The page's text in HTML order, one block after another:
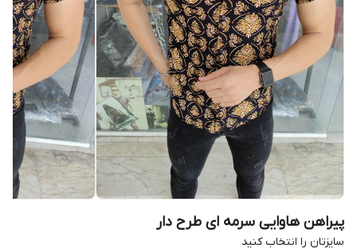
پیراهن هاوایی سرمه ای طرح دار
سایزتان را انتخاب کنید